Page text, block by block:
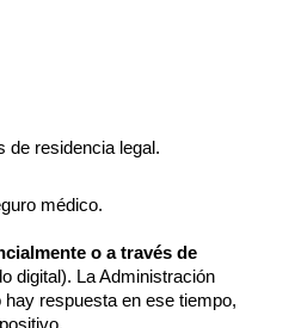
de residencia legal.
médico.
o a través de
digital). La Administración
respuesta en ese tiempo,